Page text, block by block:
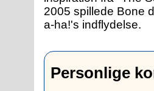
2005 spillede Bone
a-ha!'s indflydelse.
Personlige